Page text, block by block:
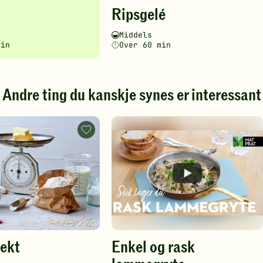
oppskriften
fått
5
stjerner.
Klikk
å
din
vurdering.
Ripsgelé
Vanskelighetsgrad
Middels
Tilberedningstid
Over 60 min
Andre ting du kanskje synes er interessant
Mål
og
-
legg
til
favoritter
Enkel og rask